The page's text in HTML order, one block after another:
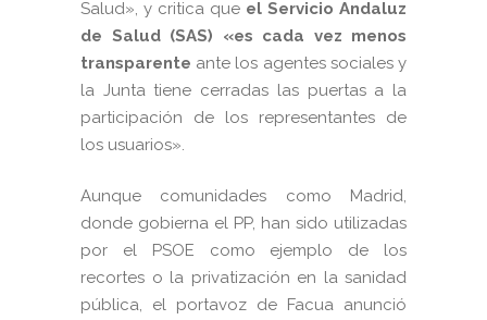
Salud», y critica que el Servicio Andaluz
de Salud (SAS) «es cada vez menos
transparente ante los agentes sociales y
la Junta tiene cerradas las puertas a la
participación de los representantes de
los usuarios».
Aunque comunidades como Madrid,
donde gobierna el PP, han sido utilizadas
por el PSOE como ejemplo de los
recortes o la privatización en la sanidad
pública, el portavoz de Facua anunció